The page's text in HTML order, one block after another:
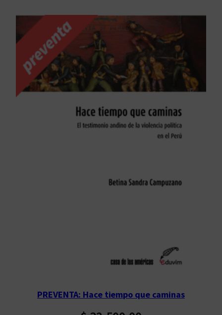
PREVENTA: Hace tiempo que caminas